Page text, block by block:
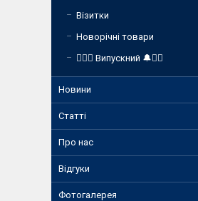
Візитки
Новорічні товари
❤️‍🔥🔔 Випускний 🔔❤️‍🔥
Новини
Статті
Про нас
Відгуки
Фотогалерея